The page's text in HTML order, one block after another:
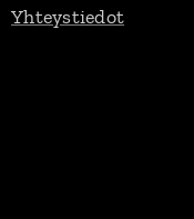
Yhteystiedot